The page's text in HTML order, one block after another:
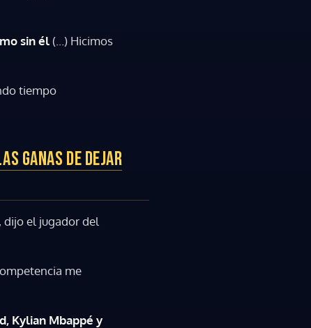
sin él (...) Hicimos
tiempo
GANAS DE DEJAR
dijo el jugador del
me
Kylian Mbappé y